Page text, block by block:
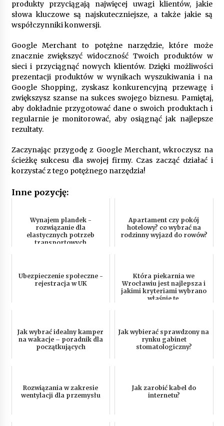
produkty przyciągają najwięcej uwagi klientów, jakie
słowa kluczowe są najskuteczniejsze, a także jakie są
współczynniki konwersji.
Google Merchant to potężne narzędzie, które może
znacznie zwiększyć widoczność Twoich produktów w
sieci i przyciągnąć nowych klientów. Dzięki możliwości
prezentacji produktów w wynikach wyszukiwania i na
Google Shopping, zyskasz konkurencyjną przewagę i
zwiększysz szanse na sukces swojego biznesu. Pamiętaj,
aby dokładnie przygotować dane o swoich produktach i
regularnie je monitorować, aby osiągnąć jak najlepsze
rezultaty.
Zaczynając przygodę z Google Merchant, wkroczysz na
ścieżkę sukcesu dla swojej firmy. Czas zacząć działać i
korzystać z tego potężnego narzędzia!
Inne pozycję:
Wynajem plandek -
rozwiązanie dla
elastycznych potrzeb
transportowych
Apartament czy pokój
hotelowy? co wybrać na
rodzinny wyjazd do rowów?
Ubezpieczenie społeczne -
rejestracja w UK
Która piekarnia we
Wrocławiu jest najlepsza i
jakimi kryteriami wybrano
właśnie tę.
Jak wybrać idealny kamper
na wakacje – poradnik dla
początkujących
Jak wybierać sprawdzony na
rynku gabinet
stomatologiczny?
Rozwiązania w zakresie
wentylacji dla przemysłu
Jak zarobić kabel do
internetu?